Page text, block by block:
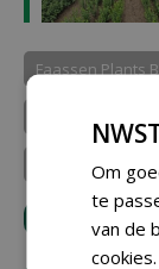
Faassen Plants
LTO Vakgroep
Om
te
van de
cookies.